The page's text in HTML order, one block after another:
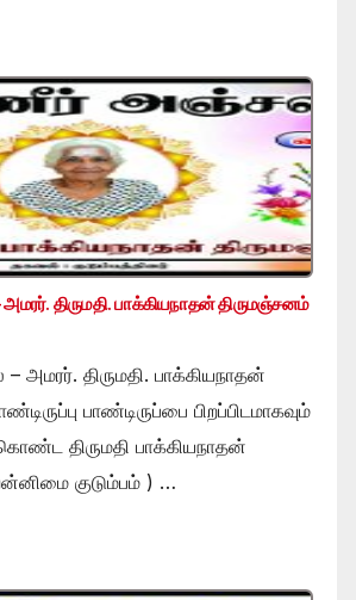
திருமதி. பாக்கியநாதன் திருமஞ்சனம்
அமரர். திருமதி. பாக்கியநாதன்
பாண்டிருப்பை பிறப்பிடமாகவும்
கொண்ட திருமதி பாக்கியநாதன்
குடும்பம் ) …